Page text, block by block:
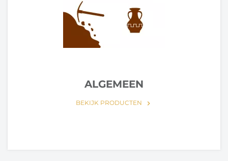
ALGEMEEN
BEKIJK PRODUCTEN keyboard_arrow_right